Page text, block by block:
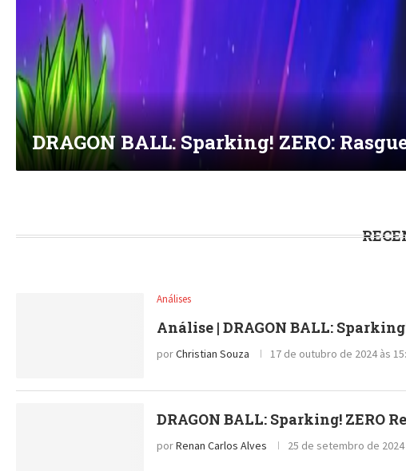
DRAGON BALL: Sparking! ZERO:
Análises
Análise | DRAGON BALL:
porChristian Souza 17 de outubro de 2024 às
DRAGON BALL: Sparking! ZERO
porRenan Carlos Alves 25 de setembro de 2024